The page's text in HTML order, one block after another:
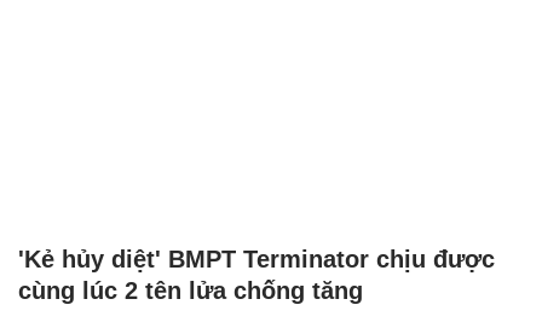
'Kẻ hủy diệt' BMPT Terminator chịu được
cùng lúc 2 tên lửa chống tăng